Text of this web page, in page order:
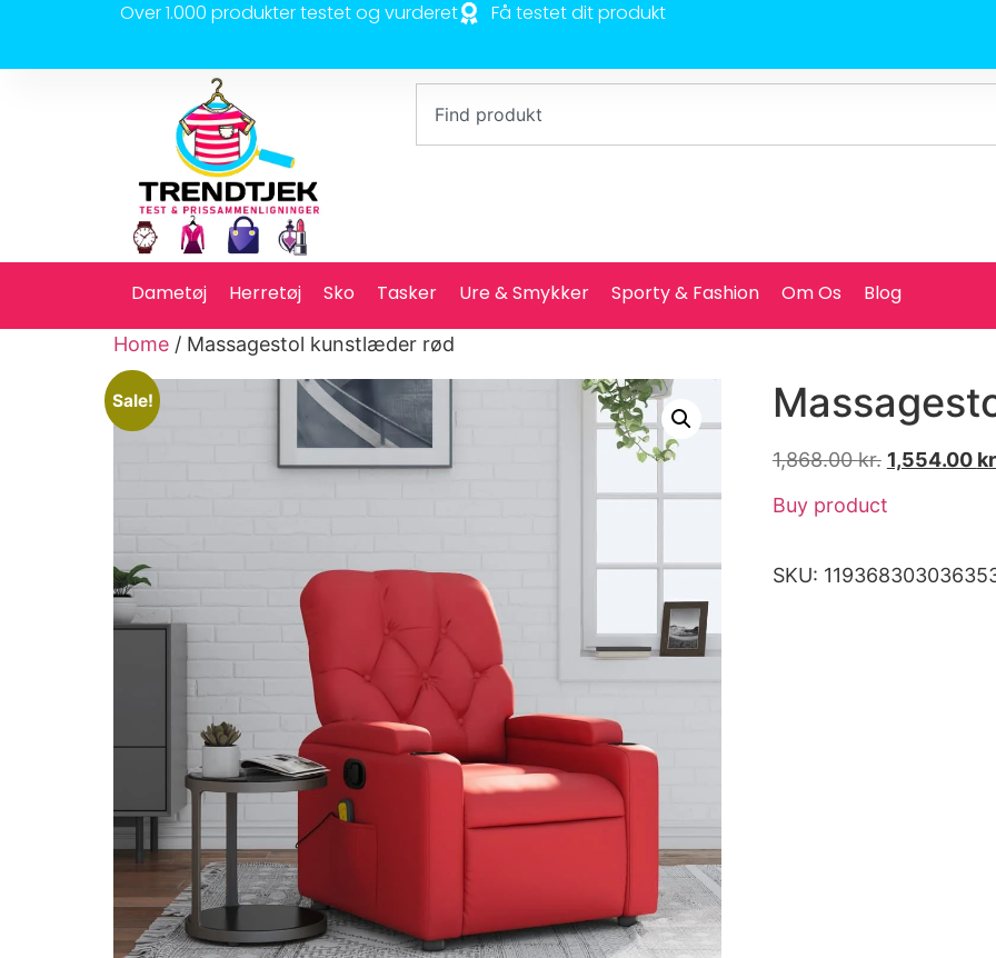
Over 1.000 produkter testet og vurderet Få testet dit produkt
Dametøj Herretøj Sko Tasker Ure & Smykker Sporty & Fashion Om Os Blog
Home / Massagestol kunstlæder rød
Sale!
1,868.00kr. 1,554.00
Buy product
SKU: